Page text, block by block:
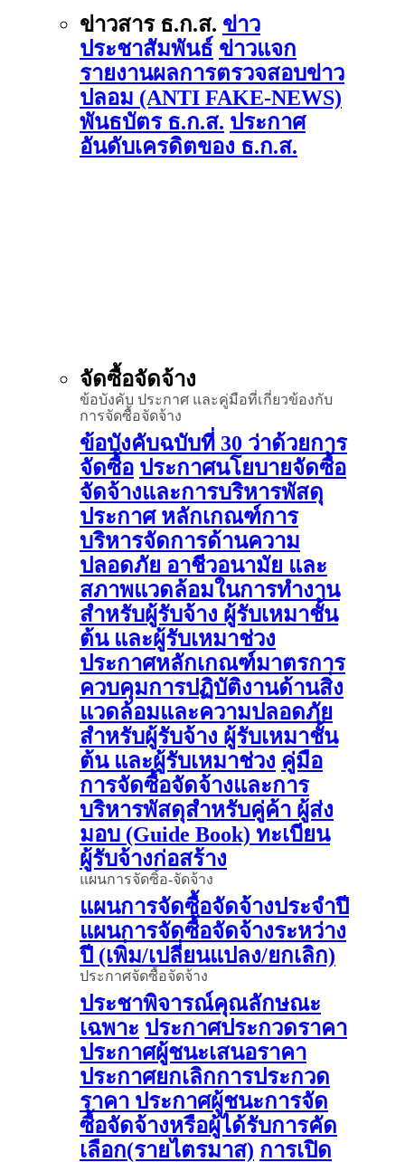
ข่าวสาร ธ.ก.ส. ข่าว
ประชาสัมพันธ์ ข่าวแจก
รายงานผลการตรวจสอบข่าว
ปลอม (ANTI FAKE-NEWS)
พันธบัตร ธ.ก.ส. ประกาศ
อันดับเครดิตของ ธ.ก.ส.
จัดซื้อจัดจ้าง
ข้อบังคับ ประกาศ และคู่มือที่เกี่ยวข้องกับ
การจัดซื้อจัดจ้าง
ข้อบังคับฉบับที่ 30 ว่าด้วยการ
จัดซื้อ ประกาศนโยบายจัดซื้อ
จัดจ้างและการบริหารพัสดุ
ประกาศ หลักเกณฑ์การ
บริหารจัดการด้านความ
ปลอดภัย อาชีวอนามัย และ
สภาพแวดล้อมในการทำงาน
สำหรับผู้รับจ้าง ผู้รับเหมาชั้น
ต้น และผู้รับเหมาช่วง
ประกาศหลักเกณฑ์มาตรการ
ควบคุมการปฏิบัติงานด้านสิ่ง
แวดล้อมและความปลอดภัย
สำหรับผู้รับจ้าง ผู้รับเหมาชั้น
ต้น และผู้รับเหมาช่วง คู่มือ
การจัดซื้อจัดจ้างและการ
บริหารพัสดุสำหรับคู่ค้า ผู้ส่ง
มอบ (Guide Book) ทะเบียน
ผู้รับจ้างก่อสร้าง
แผนการจัดซิ้อ-จัดจ้าง
แผนการจัดซื้อจัดจ้างประจำปี
แผนการจัดซื้อจัดจ้างระหว่าง
ปี (เพิ่ม/เปลี่ยนแปลง/ยกเลิก)
ประกาศจัดซื้อจัดจ้าง
ประชาพิจารณ์คุณลักษณะ
เฉพาะ ประกาศประกวดราคา
ประกาศผู้ชนะเสนอราคา
ประกาศยกเลิกการประกวด
ราคา ประกาศผู้ชนะการจัด
ซื้อจัดจ้างหรือผู้ได้รับการคัด
เลือก(รายไตรมาส) การเปิด